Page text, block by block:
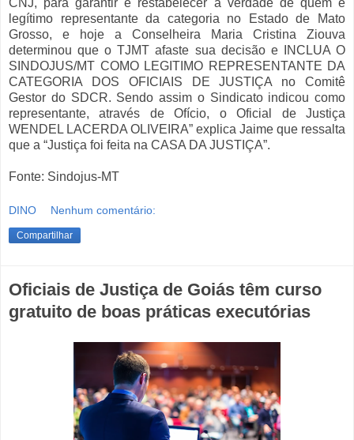
legítimo representante da categoria no Estado de Mato
Grosso, e hoje a Conselheira Maria Cristina Ziouva
determinou que o TJMT afaste sua decisão e INCLUA O
SINDOJUS/MT COMO LEGITIMO REPRESENTANTE DA
CATEGORIA DOS OFICIAIS DE JUSTIÇA no Comitê
Gestor do SDCR. Sendo assim o Sindicato indicou como
representante, através de Ofício, o Oficial de Justiça
WENDEL LACERDA OLIVEIRA” explica Jaime que ressalta
que a “Justiça foi feita na CASA DA JUSTIÇA”.
Fonte: Sindojus-MT
DINO Nenhum comentário:
Compartilhar
Oficiais de Justiça de Goiás têm curso
gratuito de boas práticas executórias